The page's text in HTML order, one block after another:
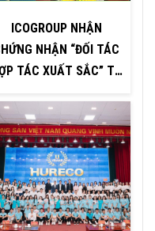
ICOGROUP NHẬN
NHẬN “ĐỐI TÁC
TÁC XUẤT SẮC” TỪ
QUỐC